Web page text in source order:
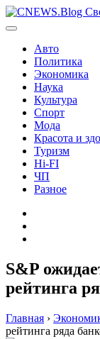
Перейти
к
Авто
Политика
Экономика
Наука
Культура
Спорт
Мода
Красота и
Туризм
Hi-FI
ЧП
Разное
S&P
рейтинга
Главная ›
рейтинга ряда